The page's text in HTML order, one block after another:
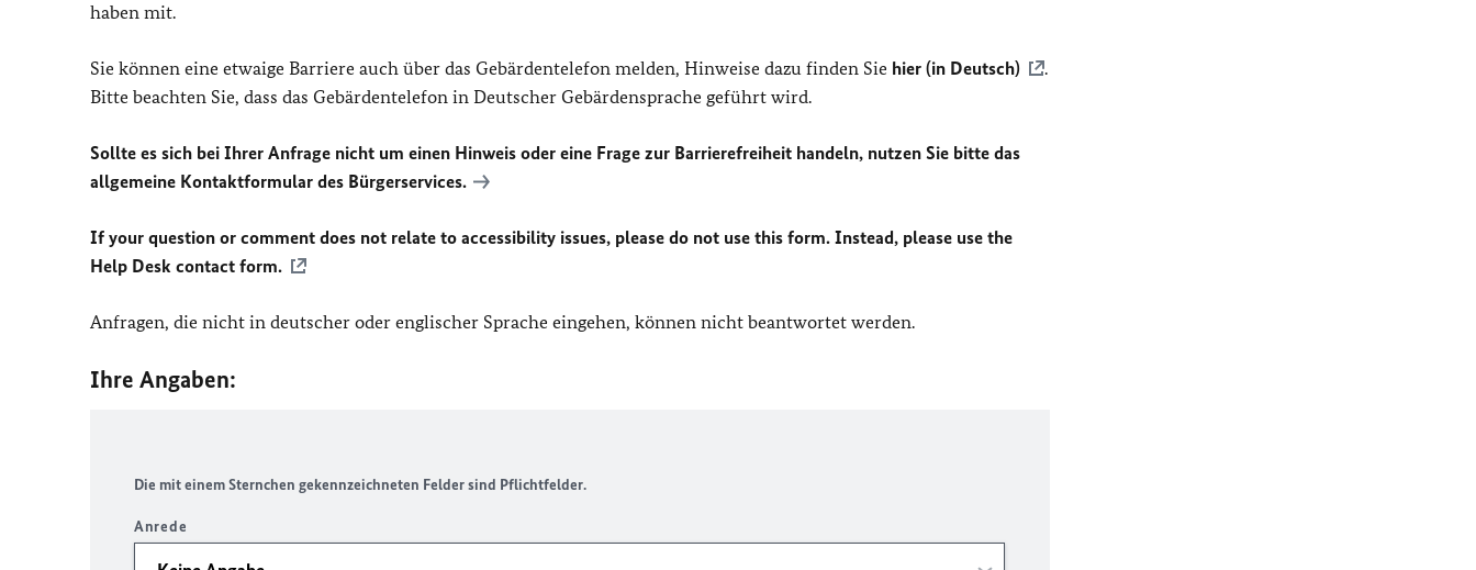
haben mit.
Sie können eine etwaige Barriere auch über das Gebärdentelefon melden, Hinweise dazu finden Sie hier (in Deutsch)
.
Bitte beachten Sie, dass das Gebärdentelefon in Deutscher Gebärdensprache geführt wird.
Sollte es sich bei Ihrer Anfrage nicht um einen Hinweis oder eine Frage zur Barrierefreiheit handeln, nutzen Sie bitte das
allgemeine Kontaktformular des Bürgerservices.
If your question or comment does not relate to accessibility issues, please do not use this form. Instead, please use the
Help Desk contact form.
Anfragen, die nicht in deutscher oder englischer Sprache eingehen, können nicht beantwortet werden.
Ihre Angaben:
Die mit einem Sternchen gekennzeichneten Felder sind Pflichtfelder.
Anrede